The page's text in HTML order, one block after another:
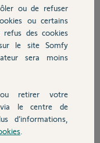
pour enregistrer
d'erreur ?
ou de refuser
ou certains
refus des cookies
le site Somfy
sera moins
retirer votre
le centre de
d’informations,